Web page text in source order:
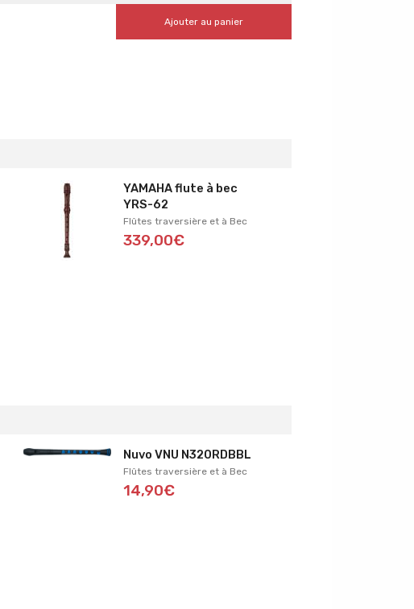
Ajouter au panier
YAMAHA flute à bec
YRS-62
Flûtes traversière et à Bec
339,00€
Nuvo VNU N320RDBBL
Flûtes traversière et à Bec
14,90€